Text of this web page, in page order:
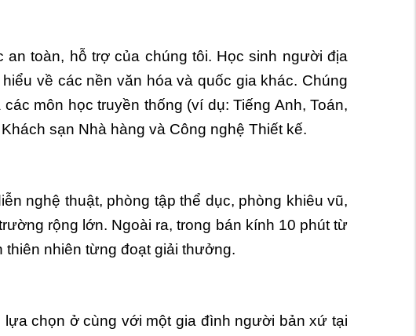
toàn, hỗ trợ của chúng tôi. Học sinh người địa
về các nền văn hóa và quốc gia khác. Chúng
môn học truyền thống (ví dụ: Tiếng Anh, Toán,
sạn Nhà hàng và Công nghệ Thiết kế.
nghệ thuật, phòng tập thể dục, phòng khiêu vũ,
rộng lớn. Ngoài ra, trong bán kính 10 phút từ
nhiên từng đoạt giải thưởng.
chọn ở cùng với một gia đình người bản xứ tại